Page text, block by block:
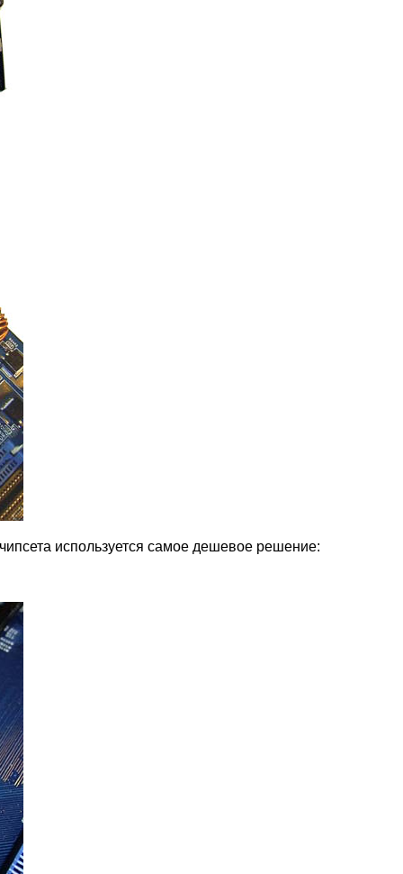
используется самое дешевое решение: